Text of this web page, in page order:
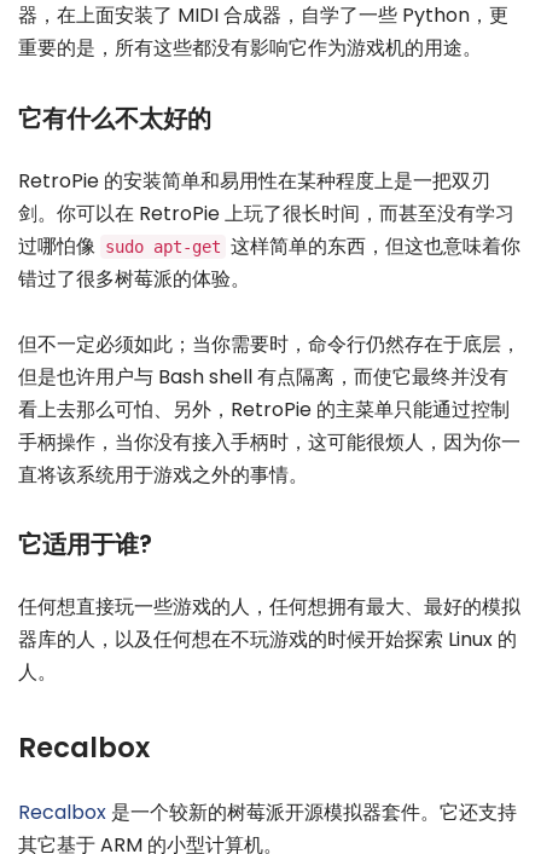
器，在上面安装了 MIDI 合成器，自学了一些 Python，更
重要的是，所有这些都没有影响它作为游戏机的用途。
它有什么不太好的
RetroPie 的安装简单和易用性在某种程度上是一把双刃
剑。你可以在 RetroPie 上玩了很长时间，而甚至没有学习
过哪怕像
sudo apt-get 这样简单的东西，但这也意味着你
错过了很多树莓派的体验。
但不一定必须如此；当你需要时，命令行仍然存在于底层，
但是也许用户与 Bash shell 有点隔离，而使它最终并没有
看上去那么可怕、另外，RetroPie 的主菜单只能通过控制
手柄操作，当你没有接入手柄时，这可能很烦人，因为你一
直将该系统用于游戏之外的事情。
它适用于谁?
任何想直接玩一些游戏的人，任何想拥有最大、最好的模拟
器库的人，以及任何想在不玩游戏的时候开始探索 Linux 的
人。
Recalbox
Recalbox 是一个较新的树莓派开源模拟器套件。它还支持
其它基于 ARM 的小型计算机。